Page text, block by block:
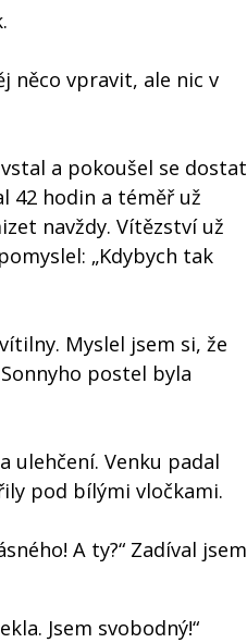
něco vpravit, ale nic v
a pokoušel se dostat
42 hodin a téměř už
navždy. Vítězství už
„Kdybych tak
Myslel jsem si, že
postel byla
ulehčení. Venku padal
pod bílými vločkami.
A ty?“ Zadíval jsem
Jsem svobodný!“